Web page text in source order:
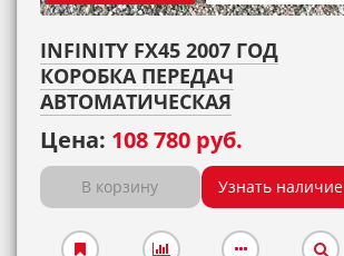
INFINITY FX45 2007 ГОД
КОРОБКА ПЕРЕДАЧ
АВТОМАТИЧЕСКАЯ
Цена: 108 780 руб.
В корзину Узнать наличие